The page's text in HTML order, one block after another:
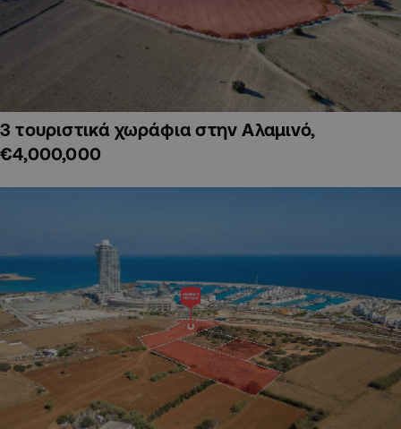
3 τουριστικά χωράφια στην Αλαμινό,
€4,000,000